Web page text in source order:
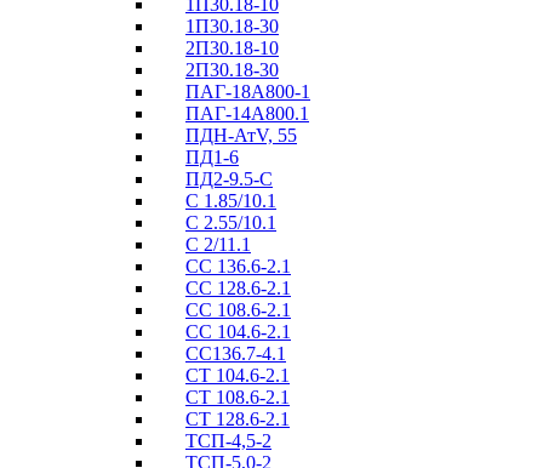
1П30.18-10
1П30.18-30
2П30.18-10
2П30.18-30
ПАГ-18А800-1
ПАГ-14А800.1
ПДН-АтV, 55
ПД1-6
ПД2-9.5-С
С 1.85/10.1
С 2.55/10.1
С 2/11.1
СС 136.6-2.1
СС 128.6-2.1
СС 108.6-2.1
СС 104.6-2.1
СС136.7-4.1
СТ 104.6-2.1
СТ 108.6-2.1
СТ 128.6-2.1
ТСП-4,5-2
ТСП-5,0-2